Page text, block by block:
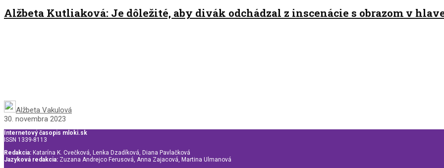
Alžbeta Kutliaková: Je dôležité, aby divák odchádzal z inscenácie s obrazom v
Alžbeta Vakulová
30. novembra 2023
Internetový časopis mloki.sk
ISSN 1339-8113
Redakcia: Katarína K. Cvečková, Lenka Dzadíková, Diana Pavlačková
Jazyková redakcia: Zuzana Andrejco Ferusová, Anna Zajacová, Martina Ulmanová